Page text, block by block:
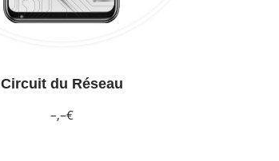
Circuit du Réseau
–,–€